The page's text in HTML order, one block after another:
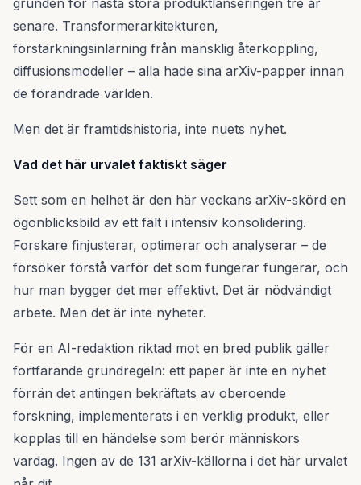
grunden för nästa stora produktlanseringen tre år
senare. Transformerarkitekturen,
förstärkningsinlärning från mänsklig återkoppling,
diffusionsmodeller – alla hade sina arXiv-papper innan
de förändrade världen.
Men det är framtidshistoria, inte nuets nyhet.
Vad det här urvalet faktiskt säger
Sett som en helhet är den här veckans arXiv-skörd en
ögonblicksbild av ett fält i intensiv konsolidering.
Forskare finjusterar, optimerar och analyserar – de
försöker förstå varför det som fungerar fungerar, och
hur man bygger det mer effektivt. Det är nödvändigt
arbete. Men det är inte nyheter.
För en AI-redaktion riktad mot en bred publik gäller
fortfarande grundregeln: ett paper är inte en nyhet
förrän det antingen bekräftats av oberoende
forskning, implementerats i en verklig produkt, eller
kopplas till en händelse som berör människors
vardag. Ingen av de 131 arXiv-källorna i det här urvalet